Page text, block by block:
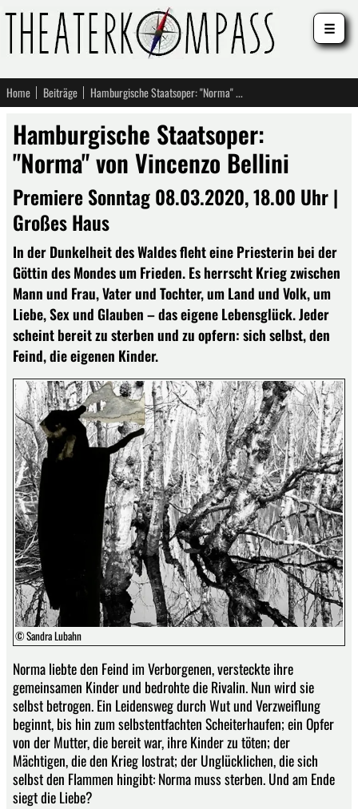
Home Beiträge Hamburgische Staatsoper: "Norma" von Vincenzo Bellini
Hamburgische Staatsoper:
"Norma" von Vincenzo Bellini
Premiere Sonntag 08.03.2020, 18.00 Uhr |
Großes Haus
In der Dunkelheit des Waldes fleht eine Priesterin bei der
Göttin des Mondes um Frieden. Es herrscht Krieg zwischen
Mann und Frau, Vater und Tochter, um Land und Volk, um
Liebe, Sex und Glauben – das eigene Lebensglück. Jeder
scheint bereit zu sterben und zu opfern: sich selbst, den
Feind, die eigenen Kinder.
© Sandra Lubahn
Norma liebte den Feind im Verborgenen, versteckte ihre
gemeinsamen Kinder und bedrohte die Rivalin. Nun wird sie
selbst betrogen. Ein Leidensweg durch Wut und Verzweiflung
beginnt, bis hin zum selbstentfachten Scheiterhaufen; ein Opfer
von der Mutter, die bereit war, ihre Kinder zu töten; der
Mächtigen, die den Krieg lostrat; der Unglücklichen, die sich
selbst den Flammen hingibt: Norma muss sterben. Und am Ende
siegt die Liebe?
☰